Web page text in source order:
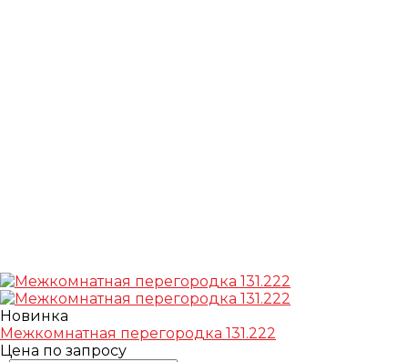
Новинка
Межкомнатная перегородка 131.222
Цена по запросу